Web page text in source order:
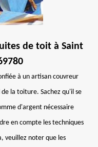
de toit à Saint
à un artisan couvreur
la toiture. Sachez qu'il se
d'argent nécessaire
en compte les techniques
veuillez noter que les